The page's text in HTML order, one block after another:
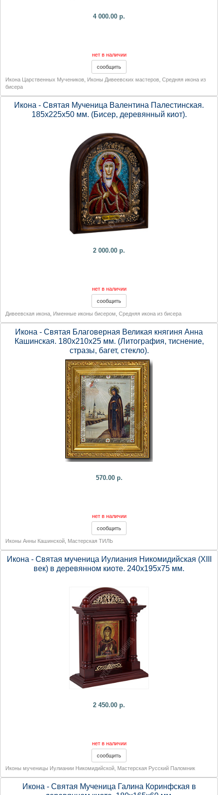
4 000.00 р.
нет в наличии
Икона Царственных Мучеников Иконы Дивеевских мастеров Средняя икона из
бисера
Икона - Святая Мученица Валентина Палестинская.
185х225х50 мм. (Бисер, деревянный киот).
2 000.00 р.
нет в наличии
Дивеевская икона Именные иконы бисером Средняя икона из бисера
Икона - Святая Благоверная Великая княгиня Анна
Кашинская. 180х210х25 мм. (Литография, тиснение,
стразы, багет, стекло).
570.00 р.
нет в наличии
Иконы Анны Кашинской Мастерская ТИЛЬ
Икона - Святая мученица Иулиания Никомидийская (XIII
век) в деревянном киоте. 240х195х75 мм.
2 450.00 р.
нет в наличии
Иконы мученицы Иулиании Никомидийской Мастерская Русский Паломник
Икона - Святая Мученица Галина Коринфская в